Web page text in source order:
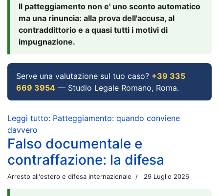
Il patteggiamento non e' uno sconto automatico
ma una rinuncia: alla prova dell'accusa, al
contraddittorio e a quasi tutti i motivi di
impugnazione.
Serve una valutazione sul tuo caso? +39 335
669 3954 — Studio Legale Romano, Roma.
Leggi tutto: Patteggiamento: quando conviene
davvero
Falso documentale e
contraffazione: la difesa
Arresto all'estero e difesa internazionale 29 Luglio 2026